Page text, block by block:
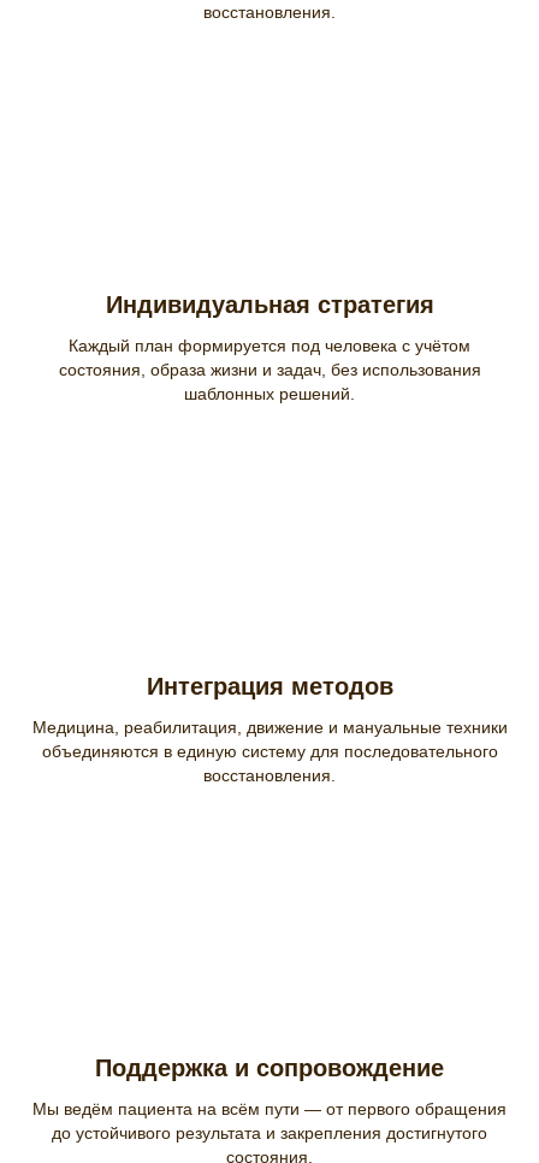
восстановления.
Индивидуальная стратегия
Каждый план формируется под человека с учётом
состояния, образа жизни и задач, без использования
шаблонных решений.
Интеграция методов
Медицина, реабилитация, движение и мануальные техники
объединяются в единую систему для последовательного
восстановления.
Поддержка и сопровождение
Мы ведём пациента на всём пути — от первого обращения
до устойчивого результата и закрепления достигнутого
состояния.